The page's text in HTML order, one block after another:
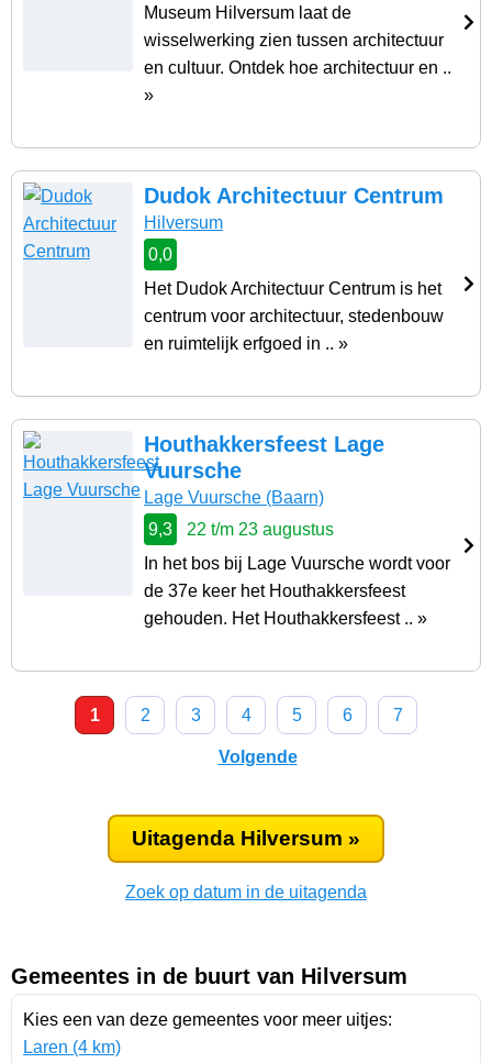
Museum Hilversum laat de
wisselwerking zien tussen architectuur
en cultuur. Ontdek hoe architectuur en ..
»
Dudok Architectuur Centrum
Hilversum
0,0
Het Dudok Architectuur Centrum is het
centrum voor architectuur, stedenbouw
en ruimtelijk erfgoed in .. »
Houthakkersfeest Lage
Vuursche
Lage Vuursche (Baarn)
9,3
22 t/m 23 augustus
In het bos bij Lage Vuursche wordt voor
de 37e keer het Houthakkersfeest
gehouden. Het Houthakkersfeest .. »
1 2 3 4 5 6 7
Volgende
Uitagenda Hilversum »
Zoek op datum in de uitagenda
Gemeentes in de buurt van Hilversum
Kies een van deze gemeentes voor meer uitjes:
Laren (4 km)